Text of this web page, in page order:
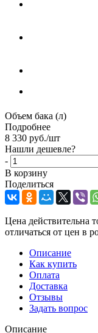
Объем бака
Подробнее
8 330 руб./шт
Нашли дешевле?
-
В корзину
Поделиться
Цена действительна
отличаться от цен в
Описание
Как купить
Оплата
Доставка
Отзывы
Задать вопрос
Описание